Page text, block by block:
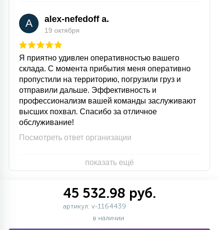
A alex-nefedoff a.
19 октября
Я приятно удивлен оперативностью вашего
склада. С момента прибытия меня оперативно
пропустили на территорию, погрузили груз и
отправили дальше. Эффективность и
профессионализм вашей команды заслуживают
высших похвал. Спасибо за отличное
обслуживание!
Посмотреть ответ организации
показать ещё
45 532.98 руб.
артикул: v-1164439
в наличии